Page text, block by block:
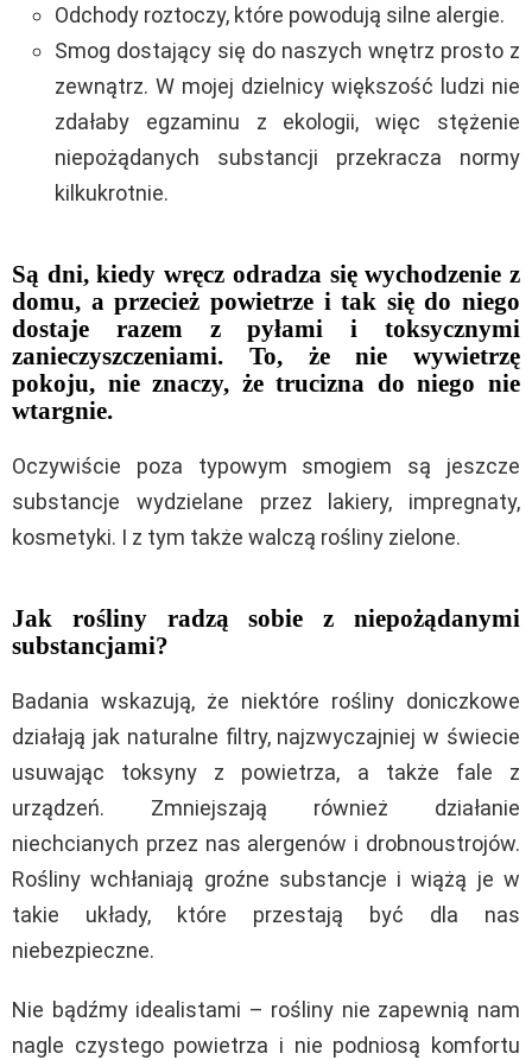
Odchody roztoczy, które powodują silne alergie.
Smog dostający się do naszych wnętrz prosto z
zewnątrz. W mojej dzielnicy większość ludzi nie
zdałaby egzaminu z ekologii, więc stężenie
niepożądanych substancji przekracza normy
kilkukrotnie.
Są dni, kiedy wręcz odradza się wychodzenie z
domu, a przecież powietrze i tak się do niego
dostaje razem z pyłami i toksycznymi
zanieczyszczeniami. To, że nie wywietrzę
pokoju, nie znaczy, że trucizna do niego nie
wtargnie.
Oczywiście poza typowym smogiem są jeszcze
substancje wydzielane przez lakiery, impregnaty,
kosmetyki. I z tym także walczą rośliny zielone.
Jak rośliny radzą sobie z niepożądanymi
substancjami?
Badania wskazują, że niektóre rośliny doniczkowe
działają jak naturalne filtry, najzwyczajniej w świecie
usuwając toksyny z powietrza, a także fale z
urządzeń. Zmniejszają również działanie
niechcianych przez nas alergenów i drobnoustrojów.
Rośliny wchłaniają groźne substancje i wiążą je w
takie układy, które przestają być dla nas
niebezpieczne.
Nie bądźmy idealistami – rośliny nie zapewnią nam
nagle czystego powietrza i nie podniosą komfortu